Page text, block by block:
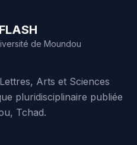
de Moundou
Arts et Sciences
pluridisciplinaire publiée
Tchad.